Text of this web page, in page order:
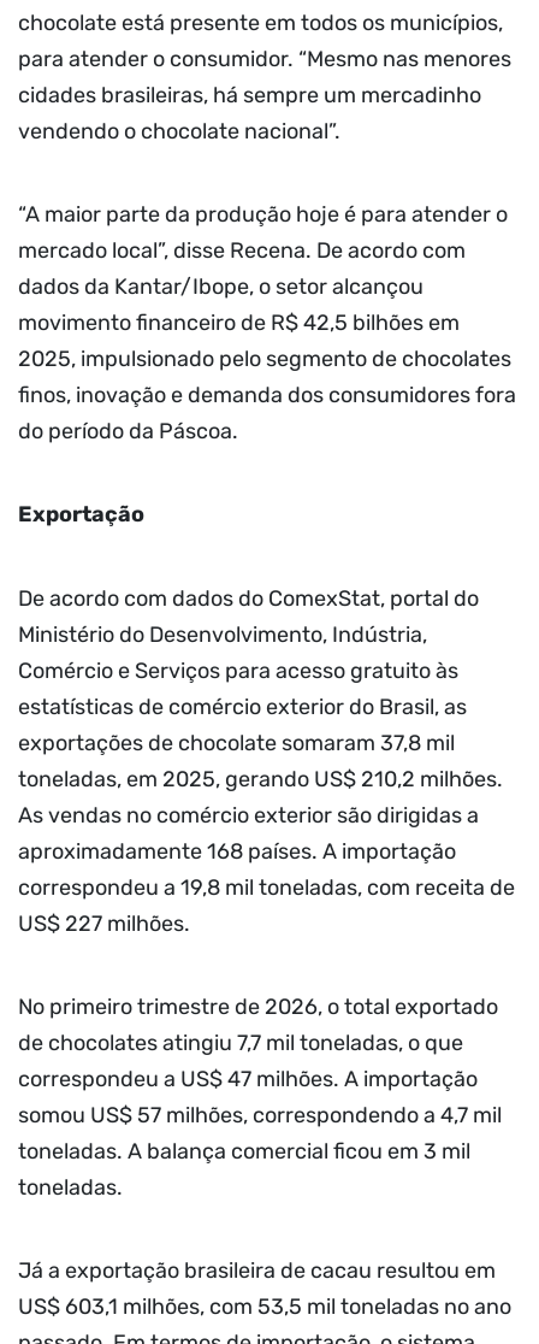
chocolate está presente em todos os municípios,
para atender o consumidor. “Mesmo nas menores
cidades brasileiras, há sempre um mercadinho
vendendo o chocolate nacional”.
“A maior parte da produção hoje é para atender o
mercado local”, disse Recena. De acordo com
dados da Kantar/Ibope, o setor alcançou
movimento financeiro de R$ 42,5 bilhões em
2025, impulsionado pelo segmento de chocolates
finos, inovação e demanda dos consumidores fora
do período da Páscoa.
Exportação
De acordo com dados do ComexStat, portal do
Ministério do Desenvolvimento, Indústria,
Comércio e Serviços para acesso gratuito às
estatísticas de comércio exterior do Brasil, as
exportações de chocolate somaram 37,8 mil
toneladas, em 2025, gerando US$ 210,2 milhões.
As vendas no comércio exterior são dirigidas a
aproximadamente 168 países. A importação
correspondeu a 19,8 mil toneladas, com receita de
US$ 227 milhões.
No primeiro trimestre de 2026, o total exportado
de chocolates atingiu 7,7 mil toneladas, o que
correspondeu a US$ 47 milhões. A importação
somou US$ 57 milhões, correspondendo a 4,7 mil
toneladas. A balança comercial ficou em 3 mil
toneladas.
Já a exportação brasileira de cacau resultou em
US$ 603,1 milhões, com 53,5 mil toneladas no ano